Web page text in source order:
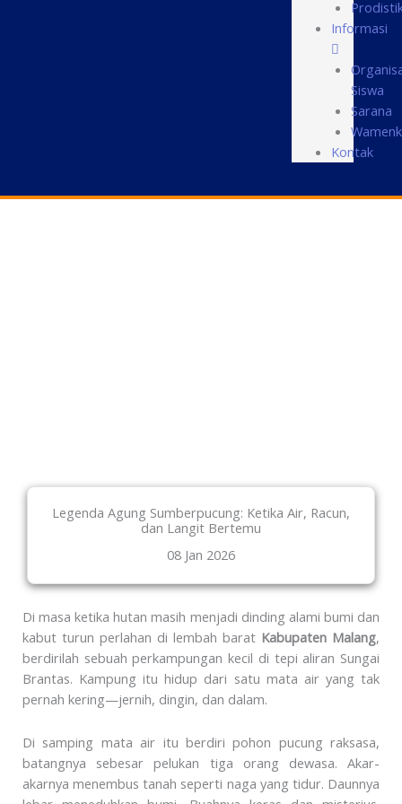
Informasi
Siswa
Sarana
Kontak
Legenda Agung Sumberpucung: Ketika Air, Racun,
dan Langit Bertemu
08 Jan 2026
Di masa ketika hutan masih menjadi dinding alami bumi dan
kabut turun perlahan di lembah barat Kabupaten Malang,
berdirilah sebuah perkampungan kecil di tepi aliran Sungai
Brantas. Kampung itu hidup dari satu mata air yang tak
pernah kering—jernih, dingin, dan dalam.
Di samping mata air itu berdiri pohon pucung raksasa,
batangnya sebesar pelukan tiga orang dewasa. Akar-
akarnya menembus tanah seperti naga yang tidur. Daunnya